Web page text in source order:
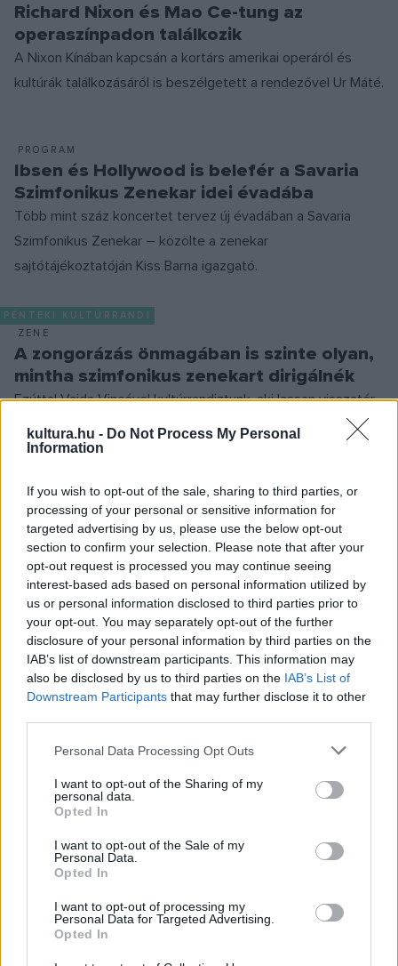
kultura.hu - Do Not Process My Personal
Information
If you wish to opt-out of the sale, sharing to third parties, or
processing of your personal or sensitive information for
targeted advertising by us, please use the below opt-out
section to confirm your selection. Please note that after your
opt-out request is processed you may continue seeing
interest-based ads based on personal information utilized by
us or personal information disclosed to third parties prior to
your opt-out. You may separately opt-out of the further
disclosure of your personal information by third parties on the
IAB’s list of downstream participants. This information may
also be disclosed by us to third parties on the IAB’s List of
Downstream Participants that may further disclose it to other
Please note that this website/app uses one or more Google
not limited to your visit or usage behaviour. You may click to
grant or deny consent to Google and its third-party tags to
use your data for below specified purposes in below Google
consent section.
Personal Data Processing Opt Outs
I want to opt-out of the Sharing of my
personal data.
Opted In
I want to opt-out of the Sale of my
Personal Data.
Opted In
I want to opt-out of processing my
Personal Data for Targeted Advertising.
Opted In
Richard Nixon és Mao Ce-tung az
operaszínpadon találkozik
A Nixon Kínában kapcsán a kortárs amerikai operáról és
kultúrák találkozásáról is beszélgetett a rendezővel Ur Máté.
PROGRAM
Ibsen és Hollywood is belefér a Savaria
Szimfonikus Zenekar idei évadába
Több mint száz koncertet tervez új évadában a Savaria
Szimfonikus Zenekar – közölte a zenekar
sajtótájékoztatóján Kiss Barna igazgató.
PÉNTEKI KULTÚRRANDI
ZENE
A zongorázás önmagában is szinte olyan,
mintha szimfonikus zenekart dirigálnék
Ezúttal Vajda Vincével kultúrrandiztunk, aki lassan visszatér
az Északnyugat-svájci Szakfőiskolára, hogy elvégezze
második évét zongora szakon.
PROGRAM
Így szólnak a fenntarthatóság jegyében
született kamaradarabok
A fenntarthatóság témájában ösztönzi párbeszédre és
cselekvésre a nemzetközi klasszikus zenei közösséget a
Renewable Music – V4 Composers for Sustainability
elnevezésű projekt. Ennek keretében augusztus 2-án este
az UMZE Kamaraegyüttes adja elő Balogh Máté, Samuel
Hvozdík, Katarzyna Krewińska és Ian Mikyska darabjait a
PROGRAM
Eötvös Péter szellemiségét viszi tovább a
mentorprogram
Június 15-ig mesterkurzussal, közönségtalálkozóval és
Alapítvány mentorprogramja a Budapest Music Centerben,
amelyek tervezésében még Eötvös Péter is részt vett, ám